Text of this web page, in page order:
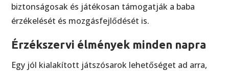
biztonságosak és játékosan támogatják a baba
érzékelését és mozgásfejlődését is.
Érzékszervi élmények minden napra
Egy jól kialakított játszósarok lehetőséget ad arra,